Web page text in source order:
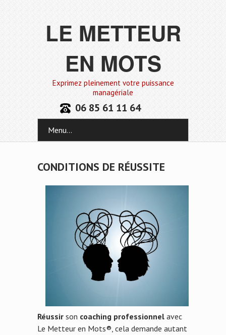
LE METTEUR
EN MOTS
Exprimez pleinement votre puissance
managériale
06 85 61 11 64
Menu...
CONDITIONS DE RÉUSSITE
Réussir son coaching professionnel avec
Le Metteur en Mots®, cela demande autant